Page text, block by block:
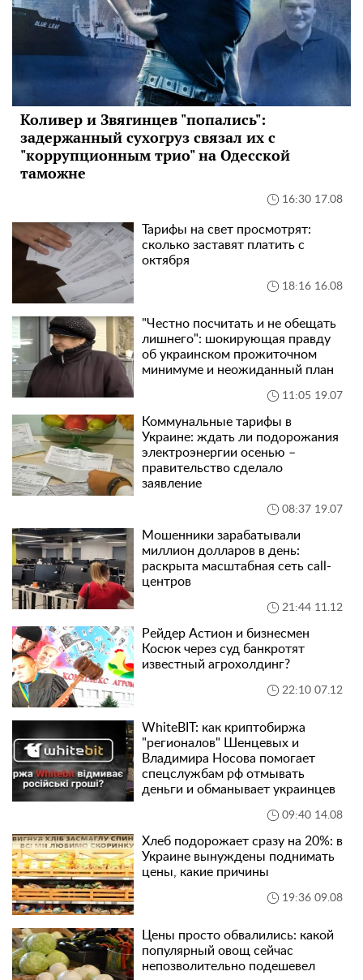
Коливер и Звягинцев "попались":
задержанный сухогруз связал их с
"коррупционным трио" на Одесской
таможне
16:30 17.08
Тарифы на свет просмотрят:
сколько заставят платить с
октября
18:16 16.08
"Честно посчитать и не обещать
лишнего": шокирующая правду
об украинском прожиточном
минимуме и неожиданный план
11:05 19.07
Коммунальные тарифы в
Украине: ждать ли подорожания
электроэнергии осенью –
правительство сделало
заявление
08:37 19.07
Мошенники зарабатывали
миллион долларов в день:
раскрыта масштабная сеть call-
центров
21:44 11.12
Рейдер Астион и бизнесмен
Косюк через суд банкротят
известный агрохолдинг?
22:10 07.12
WhiteBIT: как криптобиржа
"регионалов" Шенцевых и
Владимира Носова помогает
спецслужбам рф отмывать
деньги и обманывает украинцев
09:40 14.08
Хлеб подорожает сразу на 20%: в
Украине вынуждены поднимать
цены, какие причины
19:36 09.08
Цены просто обвалились: какой
популярный овощ сейчас
непозволительно подешевел